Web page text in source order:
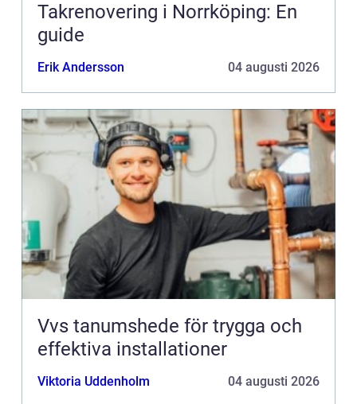
Takrenovering i Norrköping: En
guide
Erik Andersson 04 augusti 2026
Vvs tanumshede för trygga och
effektiva installationer
Viktoria Uddenholm 04 augusti 2026